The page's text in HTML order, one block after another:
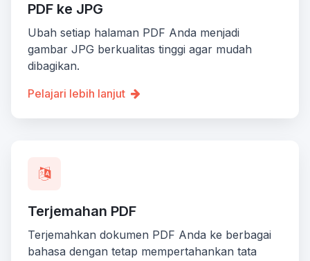
PDF ke JPG
Ubah setiap halaman PDF Anda menjadi
gambar JPG berkualitas tinggi agar mudah
dibagikan.
Pelajari lebih lanjut
Terjemahan PDF
Terjemahkan dokumen PDF Anda ke berbagai
bahasa dengan tetap mempertahankan tata